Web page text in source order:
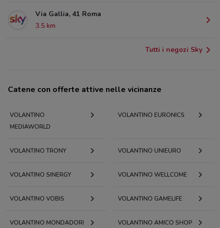
Via Gallia, 41 Roma
3.5 km
Tutti i negozi Sky
Catene con offerte attive nelle vicinanze
VOLANTINO
MEDIAWORLD
VOLANTINO EURONICS
VOLANTINO TRONY VOLANTINO UNIEURO
VOLANTINO SINERGY VOLANTINO WELLCOME
VOLANTINO VOBIS VOLANTINO GAMELIFE
VOLANTINO MONDADORI
VOLANTINO AMICO SHOP